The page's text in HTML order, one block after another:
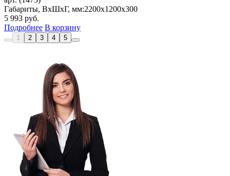
Габариты, ВxШxГ, мм:2200x1200x300
5 993 руб.
Подробнее В корзину
1 2 3 4 5